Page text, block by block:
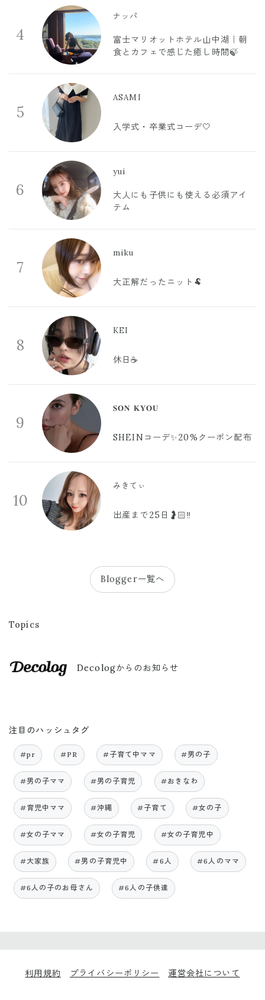
4
ナッパ
富士マリオットホテル山中湖｜朝
食とカフェで感じた癒し時間🍃
5
ASAMI
入学式・卒業式コーデ🤍
6
yui
大人にも子供にも使える必須アイ
テム
7
miku
大正解だったニット🐏
8
KEI
休日☕️
9
𝐒𝐎𝐍 𝐊𝐘𝐎𝐔
SHEINコーデ✨20%クーポン配布
10
みきてぃ
出産まで25日🤰🏻‼️
Blogger一覧へ
Topics
Decologからのお知らせ
注目のハッシュタグ
#pr #PR #子育て中ママ #男の子
#男の子ママ #男の子育児 #おきなわ
#育児中ママ #沖縄 #子育て #女の子
#女の子ママ #女の子育児 #女の子育児中
#大家族 #男の子育児中 #6人 #6人のママ
#6人の子のお母さん #6人の子供達
利用規約 プライバシーポリシー 運営会社について